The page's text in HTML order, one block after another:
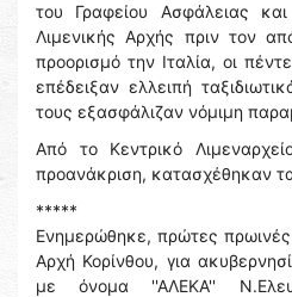
του Γραφείου Ασφάλειας και
Λιμενικής Αρχής πριν τον
προορισμό την Ιταλία, οι
επέδειξαν ελλειπή
τους εξασφάλιζαν νόμιμη
Από το Κεντρικό
προανάκριση, κατασχέθηκαν
*****
Ενημερώθηκε, πρώτες
Αρχή Κορίνθου, για
με όνομα ''ΑΛΕΚΑ''